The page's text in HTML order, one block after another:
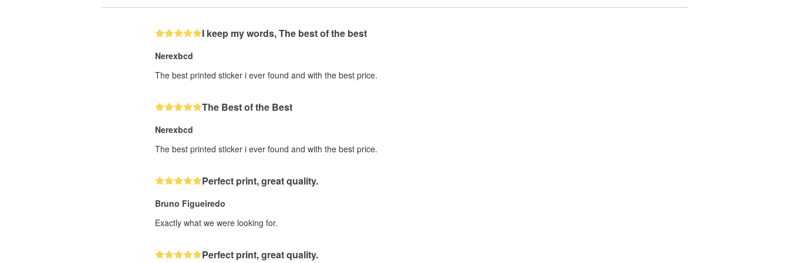
I keep my words, The best of the best
Nerexbcd
The best printed sticker i ever found and with the best price.
The Best of the Best
Nerexbcd
The best printed sticker i ever found and with the best price.
Perfect print, great quality.
Bruno Figueiredo
Exactly what we were looking for.
Perfect print, great quality.